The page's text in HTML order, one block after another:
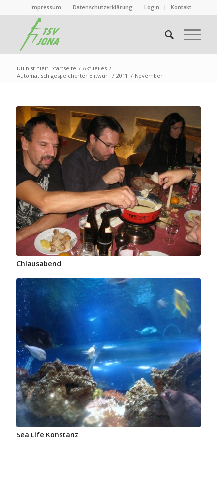
Impressum Datenschutzerklärung Login Kontakt
Du bist hier: Startseite / Aktuelles /
Automatisch gespeicherter Entwurf / 2011 / November
Chlausabend
Sea Life Konstanz